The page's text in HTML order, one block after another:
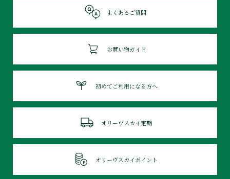
よくあるご質問
お買い物ガイド
初めてご利用になる方へ
オリーヴスカイ定期
オリーヴスカイポイント